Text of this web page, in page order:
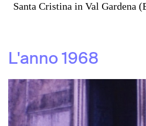
Santa Cristina in Val Gardena
L'anno1968